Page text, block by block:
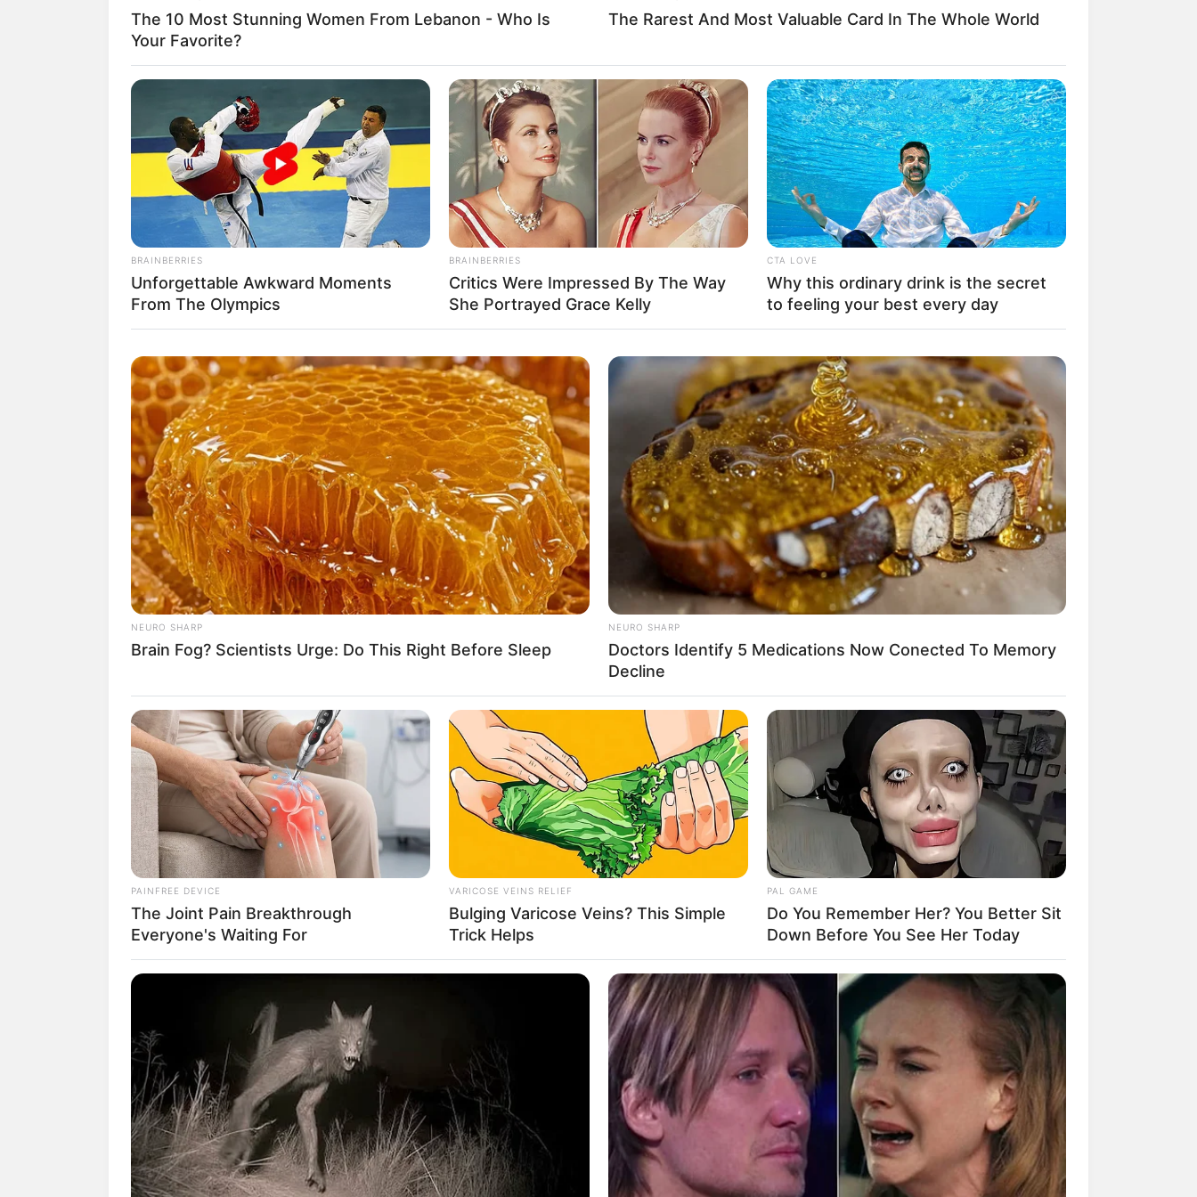
Mute
Pada 1 Juni 2022, IST Entertainment (sebelumnya Play M Entertainment) resmi mengumumkan
jika Jiyoon keluar dari Weekly.
Jiyoon memilih keluar lantaran penyakit yang diderita. Sebelumnya ia memang sempat hiatus dua
kali karena gangguan kecemasaan.
Dan untuk selanjutnya Weekly akan tetap melanjutkan perjalanan mereka sebagai grup
beranggotakan enam orang
(foto: instagram/_Weeekly)
Daftar isi
Sosial Media Resmi
Situs Resmi: –
@WeeeklyOfficial
Twitter: @_Weeekly
Instagram:@_weeekly
Tiktok:@weeekly
Youtube:Weeekly Official
Fan cafe:Weeekly Official
Fail! 10 Potret Makanan Gagal
Dimasak yang Bikin Kamu
Nggak Selera
10 Pose Manekin Anti
Mainstream yang Konyol
8 Kata Lucu Seputar Malam
Minggu ala Jomblo yang Bikin
Ngenes
10 Desain Kanopi Tempat
Tidur, Serasa Beristirahat di
Kamar Raja
Tampil Lebih Modern, 7 Potret
Hasil Renovasi Rumah Berusia
90 Tahun
The 10 Most Stunning Women From Lebanon - Who Is
Your Favorite?
The Rarest And Most Valuable Card In The Whole World
BRAINBERRIES
Unforgettable Awkward Moments
From The Olympics
BRAINBERRIES
Critics Were Impressed By The Way
She Portrayed Grace Kelly
CTA LOVE
Why this ordinary drink is the secret
to feeling your best every day
NEURO SHARP
Brain Fog? Scientists Urge: Do This Right Before Sleep
NEURO SHARP
Doctors Identify 5 Medications Now Conected To Memory
Decline
PAINFREE DEVICE
The Joint Pain Breakthrough
Everyone's Waiting For
VARICOSE VEINS RELIEF
Bulging Varicose Veins? This Simple
Trick Helps
PAL GAME
Do You Remember Her? You Better Sit
Down Before You See Her Today